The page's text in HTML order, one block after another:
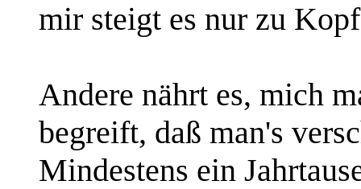
mir steigt es nur zu
Andere nährt es, mich
begreift, daß man's
Mindestens ein